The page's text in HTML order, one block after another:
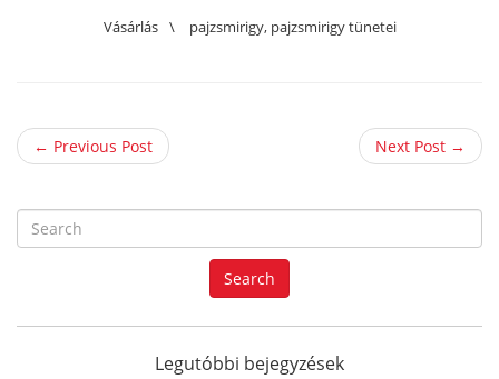
Vásárlás \ pajzsmirigy, pajzsmirigy tünetei
← Previous Post Next Post →
e
r
f
Search
Legutóbbi bejegyzések